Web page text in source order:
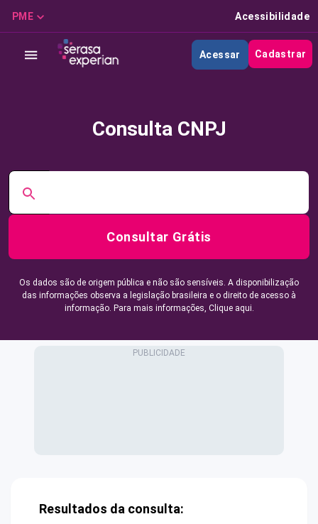
PME Acessibilidade
Acessar Cadastrar
Consulta CNPJ
Consultar Grátis
Os dados são de origem pública e não são sensíveis. A disponibilização
das informações observa a legislação brasileira e o direito de acesso à
informação. Para mais informações, Clique aqui.
Resultados da consulta: